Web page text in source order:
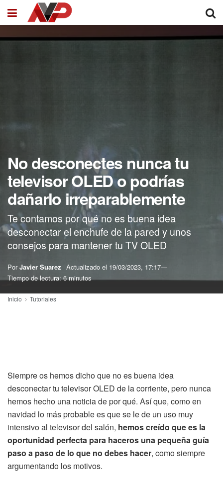
No desconectes nunca tu
televisor OLED o podrías
dañarlo irreparablemente
Te contamos por qué no es buena idea
desconectar el enchufe de la pared y unos
consejos para mantener tu TV OLED
Por Javier Suarez Actualizado el 19/03/2023, 17:17
Tiempo de lectura: 6 minutos
Inicio Tutoriales
Siempre os hemos dicho que no es buena idea
desconectar tu televisor OLED de la corriente, pero nunca
hemos hecho una noticia de por qué. Así que, como en
navidad lo más probable es que se le de un uso muy
intensivo al televisor del salón, hemos creído que es la
oportunidad perfecta para haceros una pequeña guía
paso a paso de lo que no debes hacer, como siempre
argumentando los motivos.